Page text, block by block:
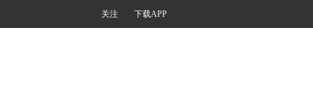
关注 下载APP